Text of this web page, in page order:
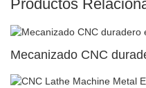
Productos
Mecanizado CNC